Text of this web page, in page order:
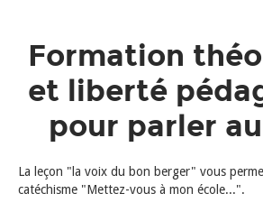
Formation
et liberté
pour parler
La leçon "la voix du bon berger" vous
catéchisme "Mettez-vous à mon école...".